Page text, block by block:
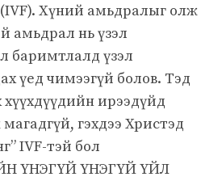
Хүний амьдралыг олж
​​амьдрал нь үзэл
баримтлалд үзэл
үед чимээгүй болов. Тэд
ирээдүйд
гэхдээ Христэд
IVF-тэй бол
ҮНЭГҮЙ ҮНЭГҮЙ ҮЙЛ